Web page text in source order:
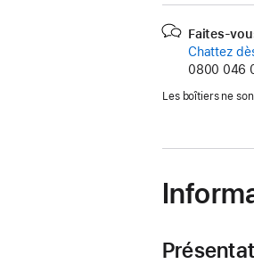
Faites-
Chattez
0800 046
Les boîtiers ne